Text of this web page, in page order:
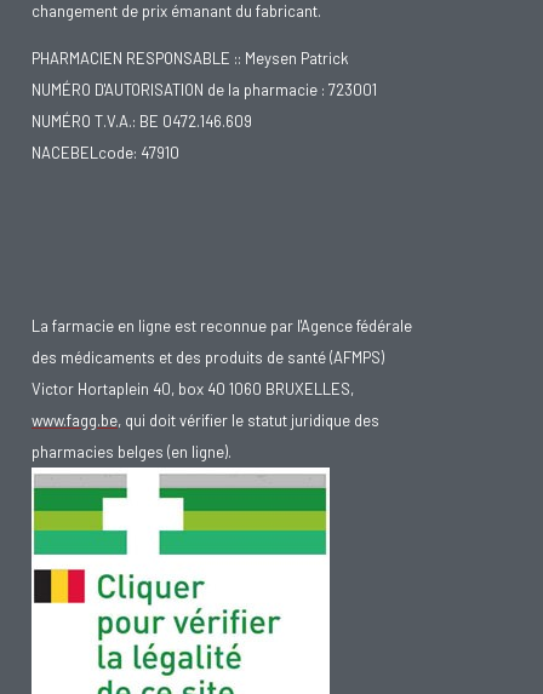
changement de prix émanant du fabricant.
PHARMACIEN RESPONSABLE :: Meysen Patrick
NUMÉRO D'AUTORISATION de la pharmacie : 723001
NUMÉRO T.V.A.: BE 0472.146.609
NACEBELcode: 47910
La farmacie en ligne est reconnue par l'Agence fédérale
des médicaments et des produits de santé (AFMPS)
Victor Hortaplein 40, box 40 1060 BRUXELLES,
www.fagg.be, qui doit vérifier le statut juridique des
pharmacies belges (en ligne).